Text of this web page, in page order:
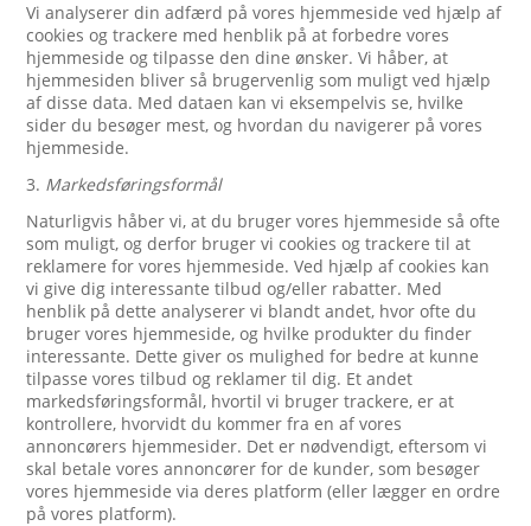
Vi analyserer din adfærd på vores hjemmeside ved hjælp af
cookies og trackere med henblik på at forbedre vores
hjemmeside og tilpasse den dine ønsker. Vi håber, at
hjemmesiden bliver så brugervenlig som muligt ved hjælp
af disse data. Med dataen kan vi eksempelvis se, hvilke
sider du besøger mest, og hvordan du navigerer på vores
hjemmeside.
3. Markedsføringsformål
Naturligvis håber vi, at du bruger vores hjemmeside så ofte
som muligt, og derfor bruger vi cookies og trackere til at
reklamere for vores hjemmeside. Ved hjælp af cookies kan
vi give dig interessante tilbud og/eller rabatter. Med
henblik på dette analyserer vi blandt andet, hvor ofte du
bruger vores hjemmeside, og hvilke produkter du finder
interessante. Dette giver os mulighed for bedre at kunne
tilpasse vores tilbud og reklamer til dig. Et andet
markedsføringsformål, hvortil vi bruger trackere, er at
kontrollere, hvorvidt du kommer fra en af vores
annoncørers hjemmesider. Det er nødvendigt, eftersom vi
skal betale vores annoncører for de kunder, som besøger
vores hjemmeside via deres platform (eller lægger en ordre
på vores platform).